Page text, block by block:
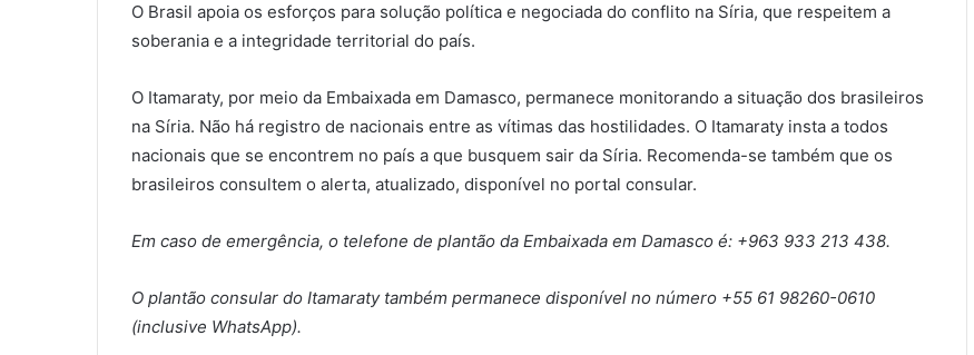
O Brasil apoia os esforços para solução política e negociada do conflito na Síria, que respeitem a
soberania e a integridade territorial do país.
O Itamaraty, por meio da Embaixada em Damasco, permanece monitorando a situação dos brasileiros
na Síria. Não há registro de nacionais entre as vítimas das hostilidades. O Itamaraty insta a todos
nacionais que se encontrem no país a que busquem sair da Síria. Recomenda-se também que os
brasileiros consultem o alerta, atualizado, disponível no portal consular.
Em caso de emergência, o telefone de plantão da Embaixada em Damasco é: +963 933 213 438.
O plantão consular do Itamaraty também permanece disponível no número +55 61 98260-0610
(inclusive WhatsApp).